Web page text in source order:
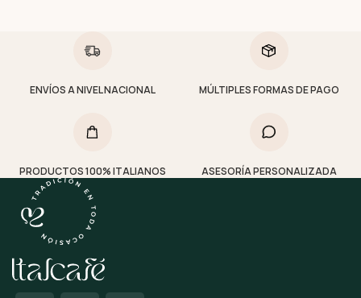
ENVÍOS A NIVEL NACIONAL MÚLTIPLES FORMAS DE PAGO
PRODUCTOS 100% ITALIANOS ASESORÍA PERSONALIZADA